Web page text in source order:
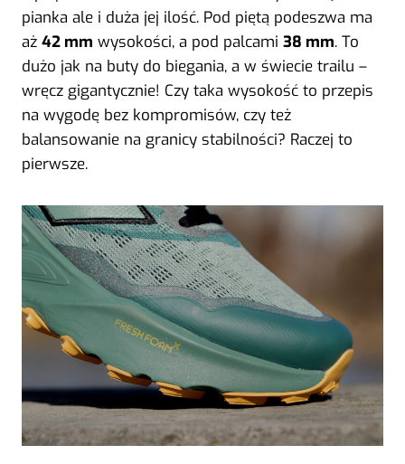
pianka ale i duża jej ilość. Pod piętą podeszwa ma
aż 42 mm wysokości, a pod palcami 38 mm. To
dużo jak na buty do biegania, a w świecie trailu –
wręcz gigantycznie! Czy taka wysokość to przepis
na wygodę bez kompromisów, czy też
balansowanie na granicy stabilności? Raczej to
pierwsze.